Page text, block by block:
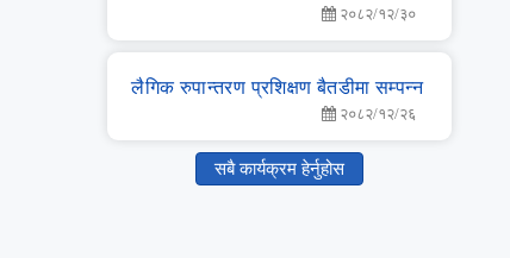
२०८२/१२/३०
लै‌गिक रुपान्‍तरण प्रशिक्षण बैतडीमा सम्‍पन्‍न
२०८२/१२/२६
सबै कार्यक्रम हेर्नुहोस